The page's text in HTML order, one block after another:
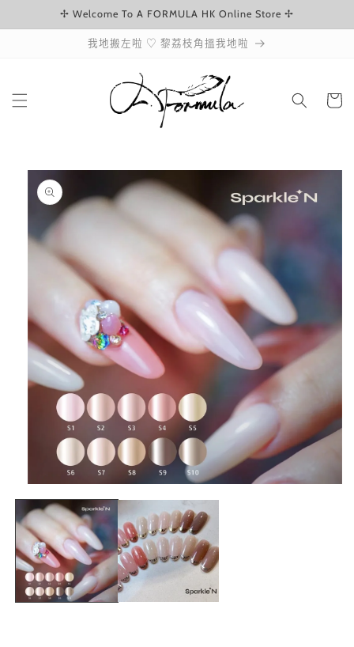
跳至內容✢ Welcome To A FORMULA HK Online Store ✢
我地搬左啦 ♡ 黎荔枝角搵我地啦
物
略過產品
資訊
互
視
窗
中
開
啟